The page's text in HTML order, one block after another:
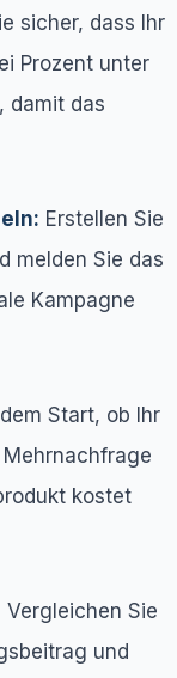
sicher, dass Ihr
Prozent unter
damit das
Erstellen Sie
melden Sie das
Kampagne
Start, ob Ihr
kostet
Vergleichen Sie
und